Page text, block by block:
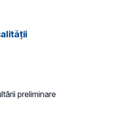
preliminare